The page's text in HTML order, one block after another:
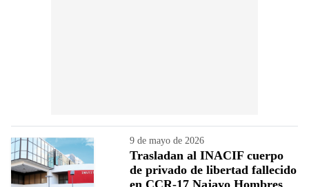
9 de mayo de 2026
Trasladan al INACIF cuerpo
de privado de libertad fallecido
en CCR-17 Najayo Hombres